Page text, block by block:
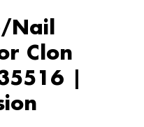
Nail
Clon
|